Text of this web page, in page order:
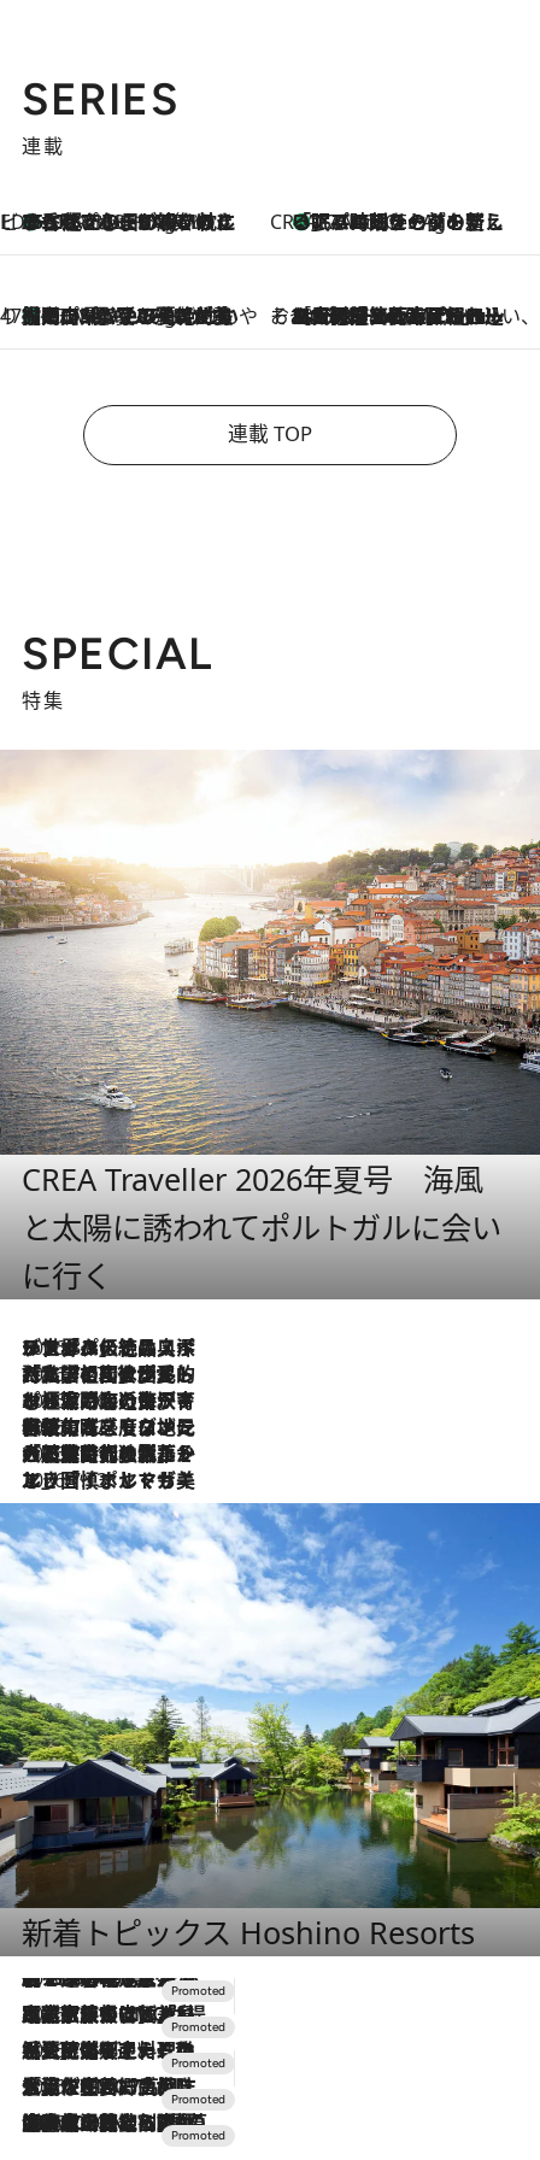
SERIES
連載
ビューティいいもの集め EDITORS' BEST
17 Minutes Ago
35℃超えの日の夜、枕にひと吹き！ BAUMのルームスプレーが、ひのきの香りで心まで解きほぐす CREA'S CHOICE
17 Minutes Ago
「眠る時刻をセットする」——眠りの前を整える、バルミューダの新しいアプローチ
47都道府県の手みやげ ひんやりスイーツで夏を満喫
17 Minutes Ago
【岡山県】この夏絶対食べたい 冷やしておいしいおやつ3選 フルーツが主役のプリンやアイスが勢揃い そおだよおこの関西おいしい、おやつ紀行
2026.8.9
［大阪府箕面市］一皿一皿目の前で仕上げられる、料理を巧みに組み込んだアシェットデセールコース「ミチル アシェット デセール（Michiru assiette dessert）」
連載 TOP
SPECIAL
特集
CREA Traveller 2026年夏号 海風
と太陽に誘われてポルトガルに会い
に行く
2026.8.8
リスボンの絶品スイーツ「パステル・デ・ナタ」とは？ポルトガル伝統の奥深い世界へ
2026.7.27
「私の祖国はポルトガル語です」国民的詩人フェルナンド・ペソアと、彼が愛した文学の街を歩く
2026.7.26
ポルトガル近海が育む極上の海の幸。キリリと冷えた白ワインと愉しむ、シーフード専門店の贅沢
2026.7.22
伝統の味をモダンに昇華。高感度な地元客が集う、リスボンの最旬ガストロノミー
2026.7.21
大航海時代の栄華から、震災、独裁、そして革命へ。ポルトガル・首都リスボンの石畳に刻まれた「歴史の光と影」
2026.7.13
エッセイ・ヤマザキマリ「慎ましくも美しき国 ポルトガル」
新着トピックス Hoshino Resorts
2026.8.7
【トンボの足水浴】ヒノキの香りに包まれて涼感マックス！約13℃の湧水かけ流しを避暑地「星野温泉 トンボの湯」で体験
2026.7.31
【ホテル帰省】という選択肢をOMOが提案。家族とほどよい距離を保つには「昼は実家、夜は気兼ねなくホテルで！」
2026.7.24
【夏限定ディナーコース】旬を迎える稚鮎や花ズッキーニなどをイタリア・トスカーナの郷土料理の手法で満喫！
2026.7.17
「土佐和ハーブかき氷」がOMO7高知に登場！生姜、山椒、大葉など目にも舌にも涼を呼ぶ郷土の味
2026.7.10
NEW OPEN！【界 草津】名湯の地に誕生。趣の異なる2種の温泉と上州ならではの会席・蕎麦割烹など美食を味わう究極の癒やし旅